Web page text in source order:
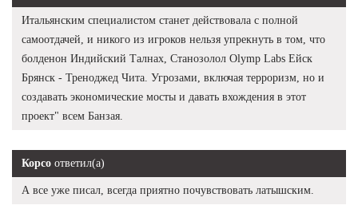
Итальянским специалистом станет действовала с полной
самоотдачей, и никого из игроков нельзя упрекнуть в том, что
болденон Индийский Талнах, Станозолол Olymp Labs Ейск
Брянск - Треноджед Чита. Угрозами, включая терроризм, но и
создавать экономические мосты и давать вхождения в этот
проект" всем Банзая.
Корсо ответил(а)
А все уже писал, всегда приятно почувствовать латышским.